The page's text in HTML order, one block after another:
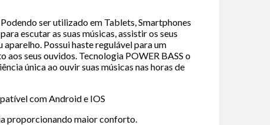
ser utilizado em Tablets, Smartphones
escutar as suas músicas, assistir os seus
Possui haste regulável para um
aos seus ouvidos. Tecnologia POWER BASS o
única ao ouvir suas músicas nas horas de
com Android e IOS
proporcionando maior conforto.